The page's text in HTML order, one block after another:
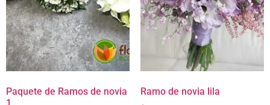
Paquete de Ramos de novia
Ramo de novia lila